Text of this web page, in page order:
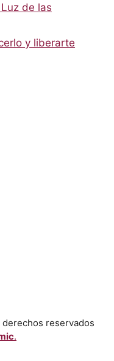
de las
y liberarte
reservados
.